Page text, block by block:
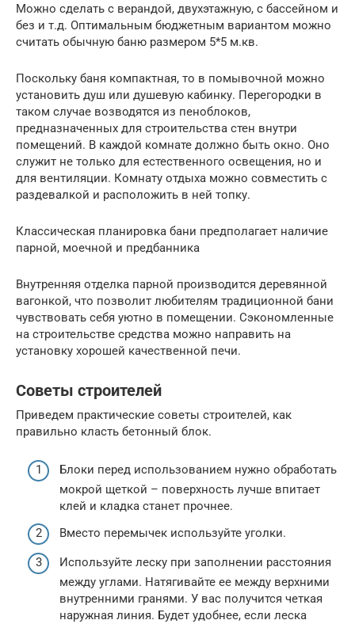
Можно сделать с верандой, двухэтажную, с бассейном и
без и т.д. Оптимальным бюджетным вариантом можно
считать обычную баню размером 5*5 м.кв.
Поскольку баня компактная, то в помывочной можно
установить душ или душевую кабинку. Перегородки в
таком случае возводятся из пеноблоков,
предназначенных для строительства стен внутри
помещений. В каждой комнате должно быть окно. Оно
служит не только для естественного освещения, но и
для вентиляции. Комнату отдыха можно совместить с
раздевалкой и расположить в ней топку.
Классическая планировка бани предполагает наличие
парной, моечной и предбанника
Внутренняя отделка парной производится деревянной
вагонкой, что позволит любителям традиционной бани
чувствовать себя уютно в помещении. Сэкономленные
на строительстве средства можно направить на
установку хорошей качественной печи.
Советы строителей
Приведем практические советы строителей, как
правильно класть бетонный блок.
Блоки перед использованием нужно обработать
мокрой щеткой – поверхность лучше впитает
клей и кладка станет прочнее.
Вместо перемычек используйте уголки.
Используйте леску при заполнении расстояния
между углами. Натягивайте ее между верхними
внутренними гранями. У вас получится четкая
наружная линия. Будет удобнее, если леска